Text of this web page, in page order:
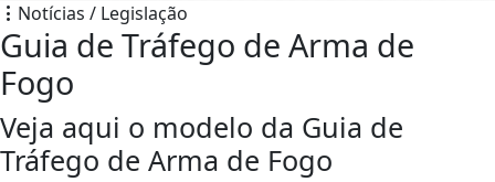
Notícias / Legislação
Guia de Tráfego de Arma de
Fogo
Veja aqui o modelo da Guia de
Tráfego de Arma de Fogo